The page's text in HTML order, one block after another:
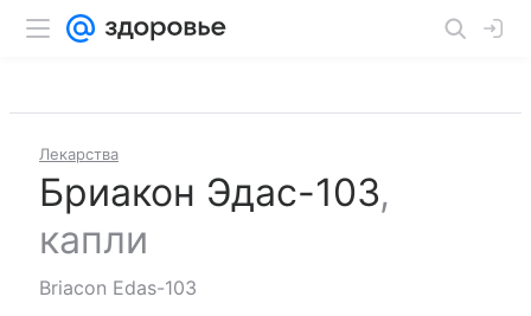
Лекарства
Бриакон Эдас-103,
капли
Briacon Edas-103